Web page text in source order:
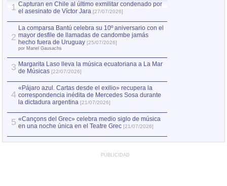
1 Capturan en Chile al último exmilitar condenado por
el asesinato de Víctor Jara [27/07/2026]
2
La comparsa Bantú celebra su 10º aniversario con el
mayor desfile de llamadas de candombe jamás
hecho fuera de Uruguay [25/07/2026]
por Manel Gausachs
3 Margarita Laso lleva la música ecuatoriana a La Mar
de Músicas [22/07/2026]
4
«Pájaro azul. Cartas desde el exilio» recupera la
correspondencia inédita de Mercedes Sosa durante
la dictadura argentina [21/07/2026]
5 «Cançons del Grec» celebra medio siglo de música
en una noche única en el Teatre Grec [21/07/2026]
PUBLICIDAD